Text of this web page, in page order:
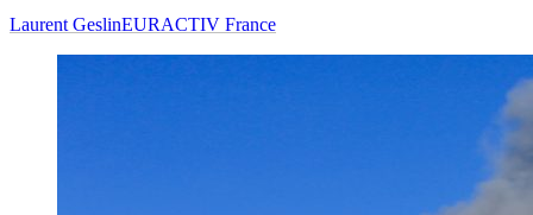
Laurent GeslinEURACTIV France